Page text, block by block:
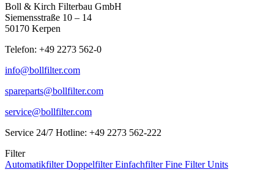
Boll & Kirch Filterbau GmbH
Siemensstraße 10 – 14
50170 Kerpen
Telefon: +49 2273 562-0
info@bollfilter.com
spareparts@bollfilter.com
service@bollfilter.com
Service 24/7 Hotline: +49 2273 562-222
Filter
AutomatikfilterDoppelfilterEinfachfilterFine Filter Units